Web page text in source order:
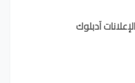
آدبلوك